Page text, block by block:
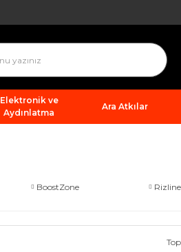
Elektronik ve
Aydınlatma
Ara Atkılar
BoostZone Rizline